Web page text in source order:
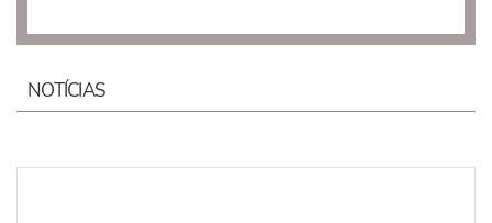
NOTÍCIAS